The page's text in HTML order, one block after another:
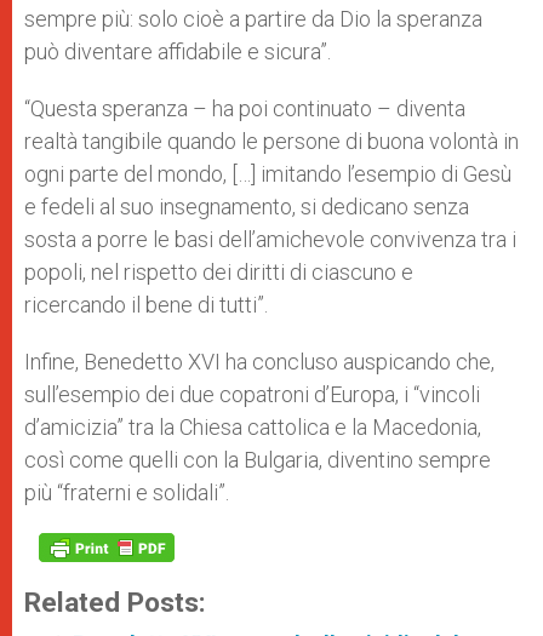
sempre più: solo cioè a partire da Dio la speranza
può diventare affidabile e sicura”.
“Questa speranza – ha poi continuato – diventa
realtà tangibile quando le persone di buona volontà in
ogni parte del mondo, […] imitando l’esempio di Gesù
e fedeli al suo insegnamento, si dedicano senza
sosta a porre le basi dell’amichevole convivenza tra i
popoli, nel rispetto dei diritti di ciascuno e
ricercando il bene di tutti”.
Infine, Benedetto XVI ha concluso auspicando che,
sull’esempio dei due copatroni d’Europa, i “vincoli
d’amicizia” tra la Chiesa cattolica e la Macedonia,
così come quelli con la Bulgaria, diventino sempre
più “fraterni e solidali”.
Related Posts: